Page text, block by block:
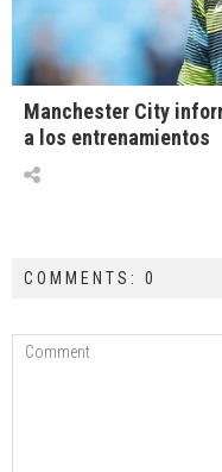
Manchester City
a los entrenamientos
COMMENTS: 0